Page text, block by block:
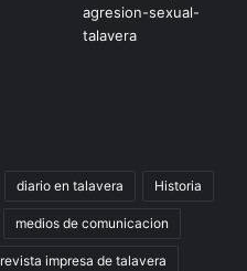
diario en talavera Historia
medios de comunicacion
revista impresa de talavera